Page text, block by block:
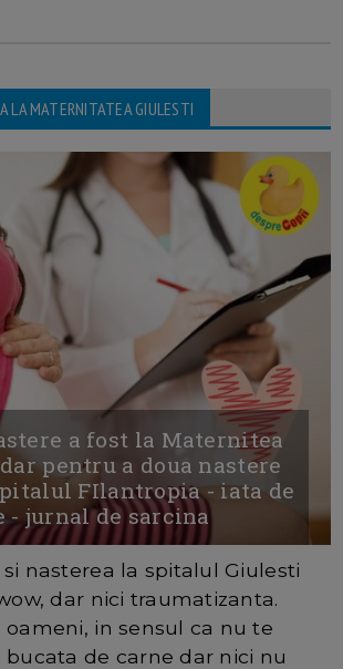
LA MATERNITATEA GIULESTI
a fost la Maternitea
pentru a doua nastere
FIlantropia - iata de
- jurnal de sarcina
nasterea la spitalul Giulesti
dar nici traumatizanta.
in sensul ca nu te
de carne dar nici nu